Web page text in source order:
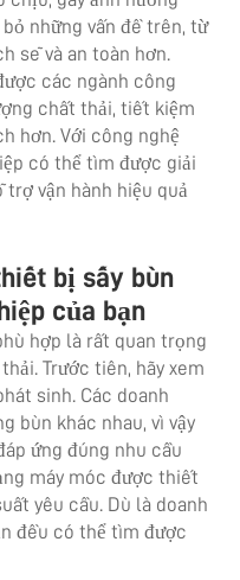
những vấn đề trên, từ
sẽ và an toàn hơn.
các ngành công
chất thải, tiết kiệm
hơn. Với công nghệ
có thể tìm được giải
trợ vận hành hiệu quả
bị sấy bùn
của bạn
hợp là rất quan trọng
Trước tiên, hãy xem
sinh. Các doanh
bùn khác nhau, vì vậy
ứng đúng nhu cầu
máy móc được thiết
yêu cầu. Dù là doanh
đều có thể tìm được